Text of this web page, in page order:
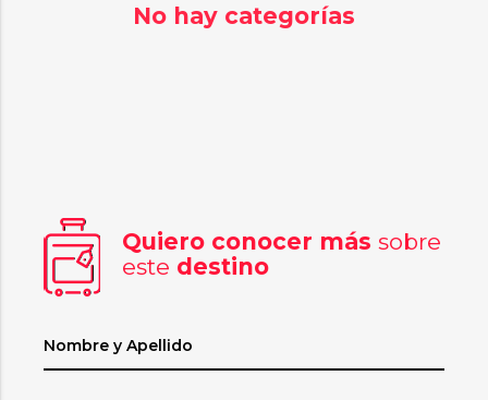
No hay categorías
Quiero conocer más sobre
este destino